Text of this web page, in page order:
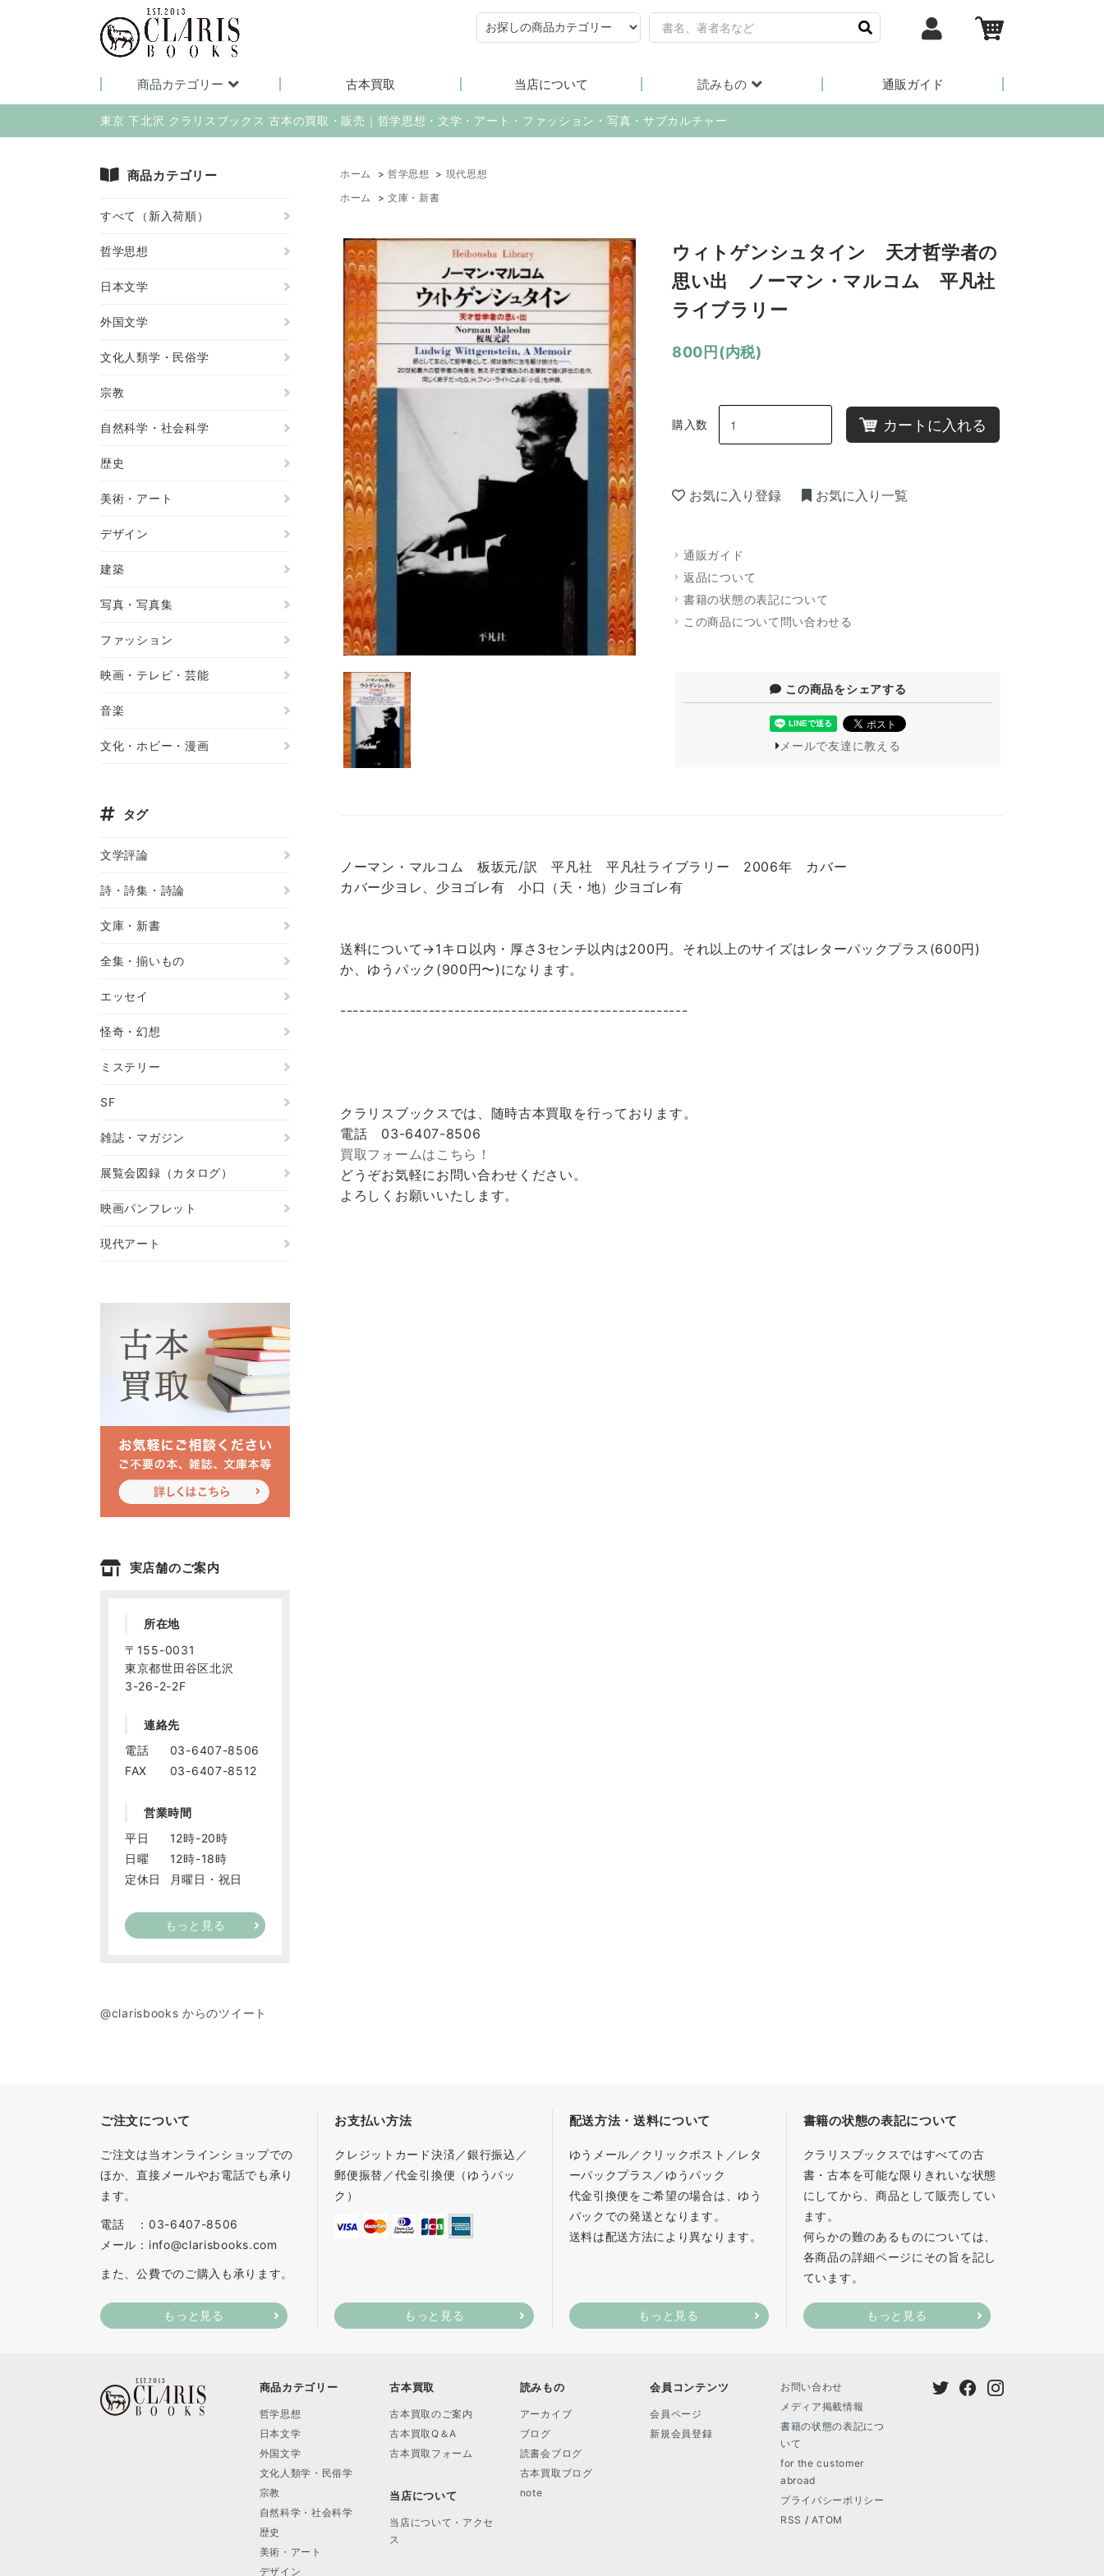
商品カテゴリー 古本買取 当店について 読みもの 通販ガイド
東京 下北沢 クラリスブックス 古本の買取・販売｜哲学思想・文学・アート・ファッション・写真・サブカルチャー
ホーム > 哲学思想 > 現代思想
ホーム
> 文庫・新書
ウィトゲンシュタイン 天才哲学者の
思い出 ノーマン・マルコム 平凡社
ライブラリー
800円(内税)
購入数 カートに入れる
お気に入り登録 お気に入り一覧
通販ガイド
返品について
書籍の状態の表記について
この商品について問い合わせる
この商品をシェアする
メールで友達に教える
ノーマン・マルコム 板坂元/訳 平凡社 平凡社ライブラリー 2006年 カバー
カバー少ヨレ、少ヨゴレ有 小口（天・地）少ヨゴレ有
送料について→1キロ以内・厚さ3センチ以内は200円。それ以上のサイズはレターパックプラス(600円)
か、ゆうパック(900円〜)になります。
-------------------------------------------------------
クラリスブックスでは、随時古本買取を行っております。
電話 03-6407-8506
買取フォームはこちら！
どうぞお気軽にお問い合わせください。
よろしくお願いいたします。
商品カテゴリー
すべて（新入荷順）
哲学思想
日本文学
外国文学
文化人類学・民俗学
宗教
自然科学・社会科学
歴史
美術・アート
デザイン
建築
写真・写真集
ファッション
映画・テレビ・芸能
音楽
文化・ホビー・漫画
タグ
文学評論
詩・詩集・詩論
文庫・新書
全集・揃いもの
エッセイ
怪奇・幻想
ミステリー
SF
雑誌・マガジン
展覧会図録（カタログ）
映画パンフレット
現代アート
実店舗のご案内
所在地
〒155-0031
東京都世田谷区北沢
3-26-2-2F
連絡先
電話
03-6407-8506
FAX
03-6407-8512
営業時間
平日
12時-20時
日曜
12時-18時
定休日
月曜日・祝日
もっと見る
@clarisbooks からのツイート
ご注文について
ご注文は当オンラインショップでの
ほか、直接メールやお電話でも承り
ます。
電話 ：03-6407-8506
メール：info@clarisbooks.com
また、公費でのご購入も承ります。
もっと見る
お支払い方法
クレジットカード決済／銀行振込／
郵便振替／代金引換便（ゆうパッ
ク）
もっと見る
配送方法・送料について
ゆうメール／クリックポスト／レタ
ーパックプラス／ゆうパック
代金引換便をご希望の場合は、ゆう
パックでの発送となります。
送料は配送方法により異なります。
もっと見る
書籍の状態の表記について
クラリスブックスではすべての古
書・古本を可能な限りきれいな状態
にしてから、商品として販売してい
ます。
何らかの難のあるものについては、
各商品の詳細ページにその旨を記し
ています。
もっと見る
商品カテゴリー
哲学思想
日本文学
外国文学
文化人類学・民俗学
宗教
自然科学・社会科学
歴史
美術・アート
デザイン
古本買取
古本買取のご案内
古本買取Q＆A
古本買取フォーム
当店について
当店について・アクセ
ス
読みもの
アーカイブ
ブログ
読書会ブログ
古本買取ブログ
note
会員コンテンツ
会員ページ
新規会員登録
お問い合わせ
メディア掲載情報
書籍の状態の表記につ
いて
for the customer
abroad
プライバシーポリシー
RSS /ATOM